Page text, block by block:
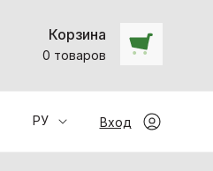
Корзина
0 товаров
РУ Вход